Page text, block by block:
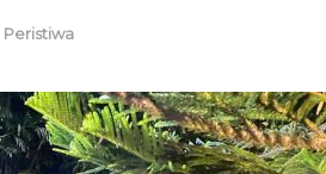
Peristiwa